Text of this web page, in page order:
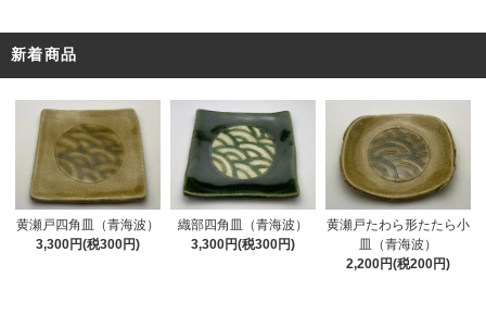
新着商品
黄瀬戸四角皿（青海波）
3,300円(税300円)
織部四角皿（青海波）
3,300円(税300円)
黄瀬戸たわら形たたら小
皿（青海波）
2,200円(税200円)